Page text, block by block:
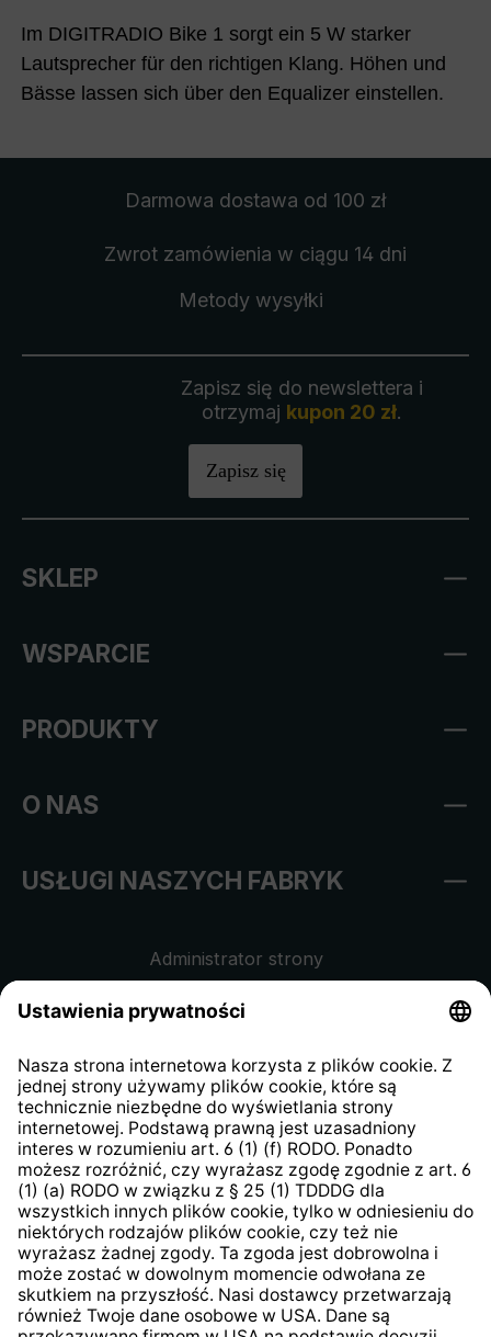
Im DIGITRADIO Bike 1 sorgt ein 5 W starker
Lautsprecher für den richtigen Klang. Höhen und
Bässe lassen sich über den Equalizer einstellen.
Darmowa dostawa od 100 zł
Zwrot zamówienia w ciągu 14 dni
Metody wysyłki
Zapisz się do newslettera i
otrzymaj kupon 20 zł.
Zapisz się
SKLEP
WSPARCIE
PRODUKTY
O NAS
USŁUGI NASZYCH FABRYK
Administrator strony
kontrahentów
Klauzula informacyjna strony
internetowej
Strategia podatkowa
System zgłaszania nieprawidłowości